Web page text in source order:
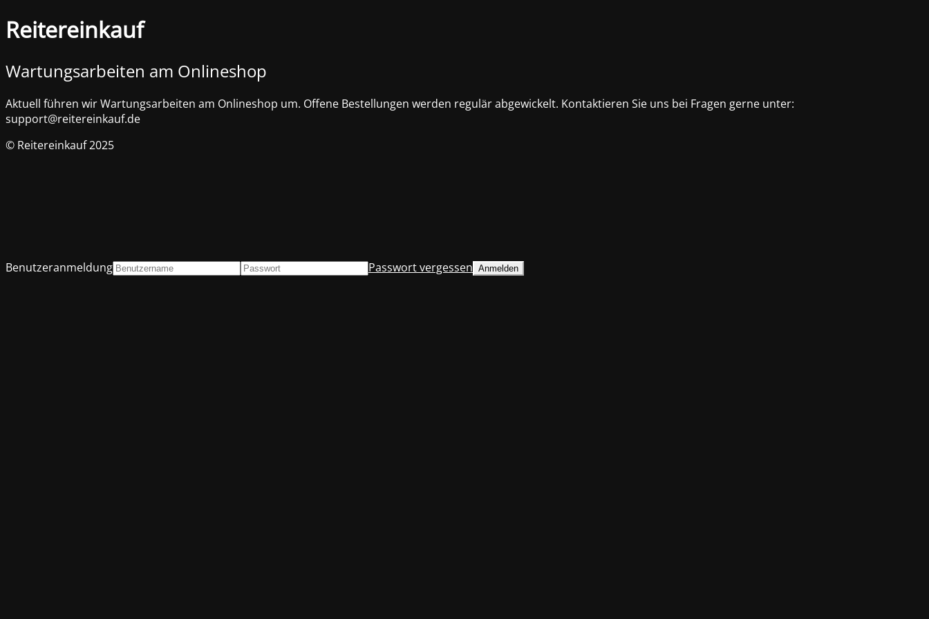
Reitereinkauf
Wartungsarbeiten am Onlineshop
Aktuell führen wir Wartungsarbeiten am Onlineshop um. Offene Bestellungen werden regulär abgewickelt. Kontaktieren Sie uns bei Fragen gerne unter:
support@reitereinkauf.de
© Reitereinkauf 2025
Benutzeranmeldung Passwort vergessen